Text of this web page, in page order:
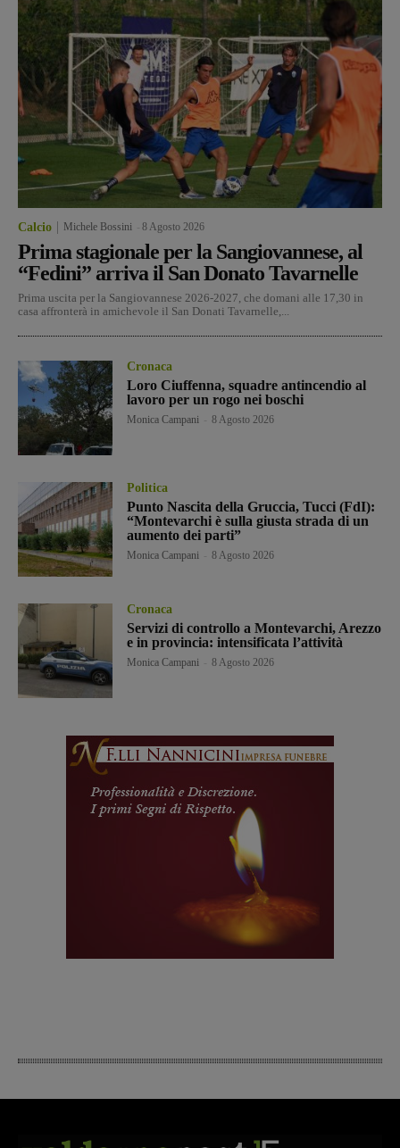
Calcio Michele Bossini 8 Agosto 2026
Prima stagionale per la Sangiovannese, al
“Fedini” arriva il San Donato Tavarnelle
Prima uscita per la Sangiovannese 2026-2027, che domani alle 17,30 in
casa affronterà in amichevole il San Donati Tavarnelle,...
Cronaca
Loro Ciuffenna, squadre antincendio al
lavoro per un rogo nei boschi
Monica Campani 8 Agosto 2026
Politica
Punto Nascita della Gruccia, Tucci (FdI):
“Montevarchi è sulla giusta strada di un
aumento dei parti”
Monica Campani 8 Agosto 2026
Cronaca
Servizi di controllo a Montevarchi, Arezzo
e in provincia: intensificata l’attività
Monica Campani 8 Agosto 2026